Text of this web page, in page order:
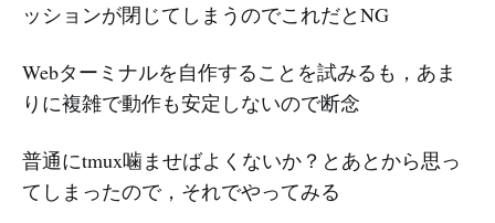
ッションが閉じてしまうのでこれだとNG
Webターミナルを自作することを試みるも，あま
りに複雑で動作も安定しないので断念
普通にtmux噛ませばよくないか？とあとから思っ
てしまったので，それでやってみる